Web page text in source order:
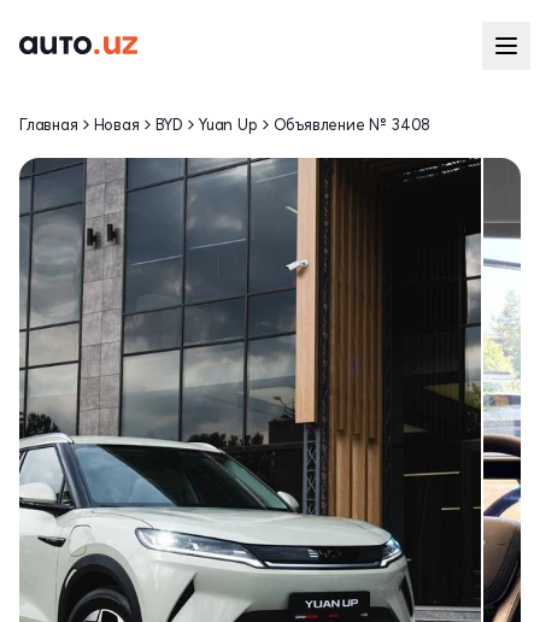
Главная Новая BYD Yuan Up Объявление № 3408